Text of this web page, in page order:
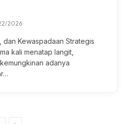
2026
dan Kewaspadaan Strategis
kali menatap langit,
adanya